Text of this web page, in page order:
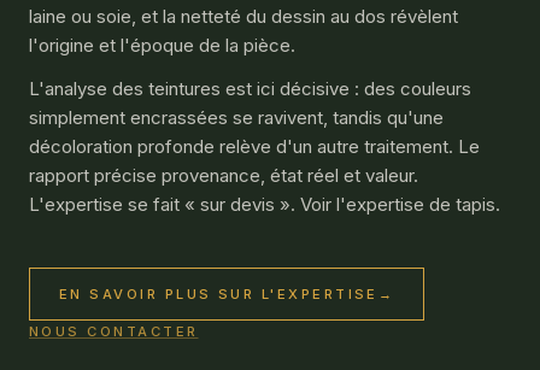
laine ou soie, et la netteté du dessin au dos révèlent
l'origine et l'époque de la pièce.
L'analyse des teintures est ici décisive : des couleurs
simplement encrassées se ravivent, tandis qu'une
décoloration profonde relève d'un autre traitement. Le
rapport précise provenance, état réel et valeur.
L'expertise se fait « sur devis ». Voir l'expertise de tapis.
EN SAVOIR PLUS SUR L'EXPERTISE →
NOUS CONTACTER